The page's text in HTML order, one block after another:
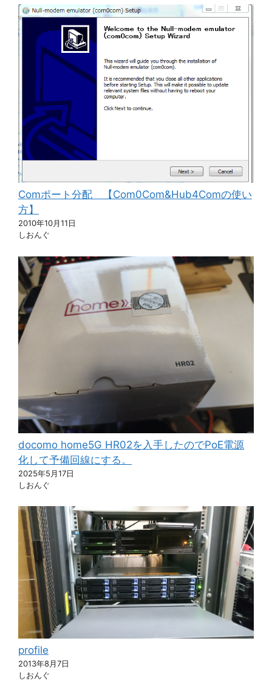
Comポート分配 【Com0Com&Hub4Comの使い
方】
2010年10月11日
しおんぐ
docomo home5G HR02を入手したのでPoE電源
化して予備回線にする。
2025年5月17日
しおんぐ
profile
2013年8月7日
しおんぐ